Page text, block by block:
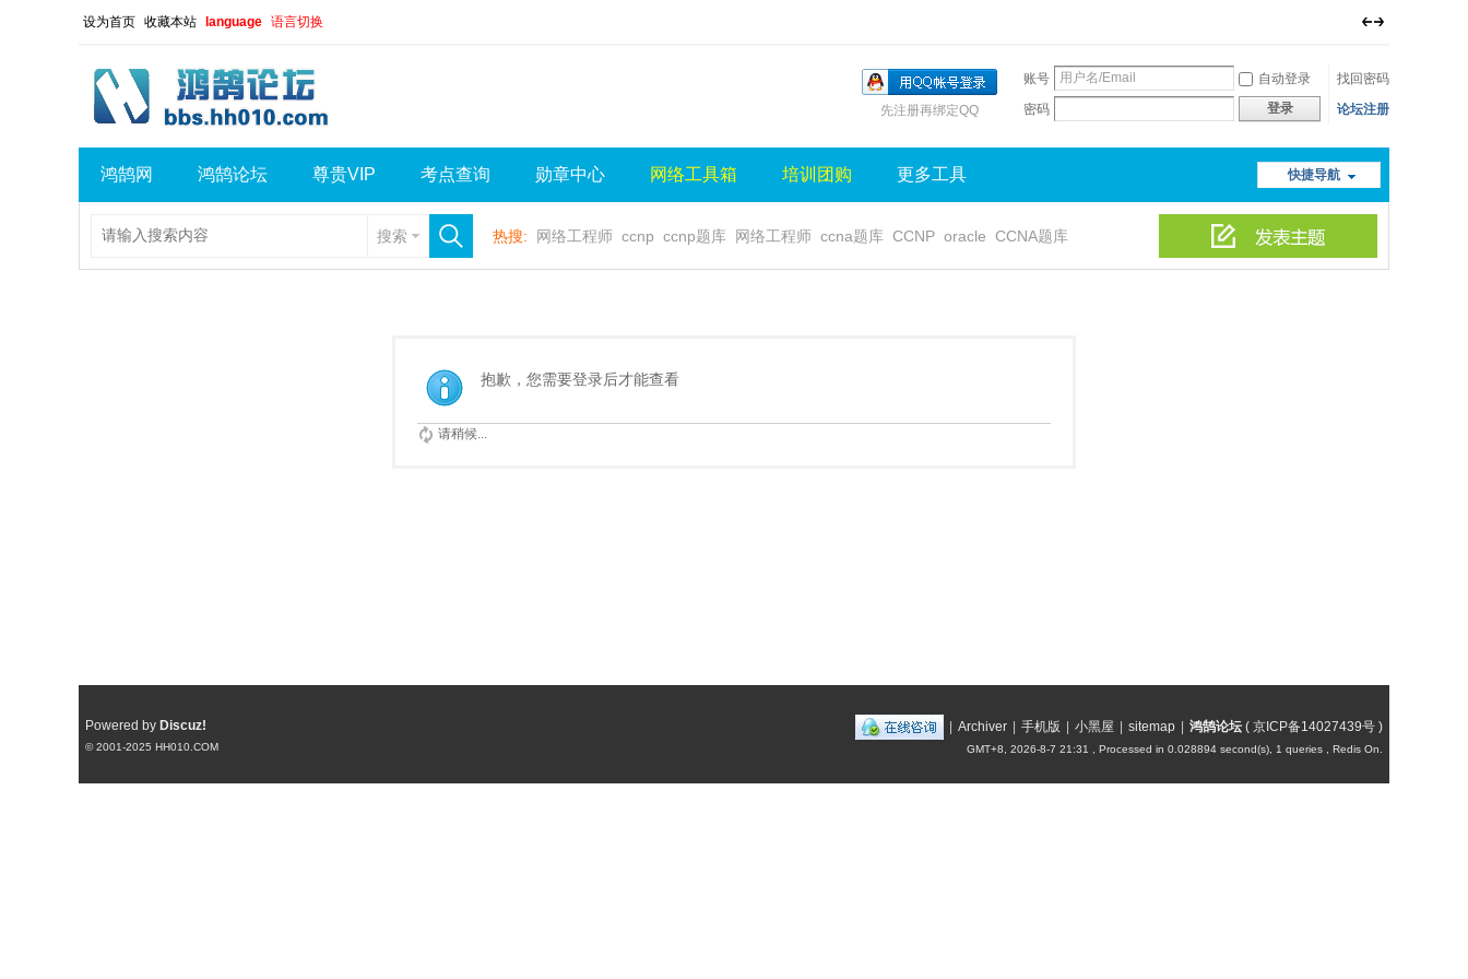
设为首页 收藏本站 language 语言切换
账号 自动登录
找回密码
密码
登录 论坛注册
先注册再绑定QQ
快捷导航
鸿鹄网 鸿鹄论坛 尊贵VIP 考点查询 勋章中心 网络工具箱 培训团购 更多工具
搜索 热搜: 网络工程师 ccnp ccnp题库 网络工程师 ccna题库 CCNP oracle CCNA题库
抱歉，您需要登录后才能查看
请稍候...
| Archiver | 手机版 | 小黑屋 | sitemap | 鸿鹄论坛 ( 京ICP备14027439号 )
GMT+8, 2026-8-7 21:31 , Processed in 0.028894 second(s), 1 queries , Redis On.
Powered by Discuz!
© 2001-2025 HH010.COM